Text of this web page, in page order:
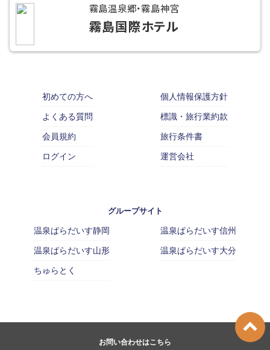
霧島温泉郷・霧島神宮
霧島国際ホテル
初めての方へ
よくある質問
会員規約
ログイン
個人情報保護方針
標識・旅行業約款
旅行条件書
運営会社
グループサイト
温泉ぱらだいす静岡
温泉ぱらだいす山形
ちゅらとく
温泉ぱらだいす信州
温泉ぱらだいす大分
お問い合わせはこちら